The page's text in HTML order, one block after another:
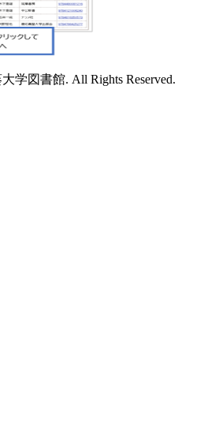
学図書館. All Rights Reserved.